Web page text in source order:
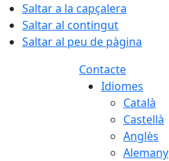
Saltar a la capçalera
Saltar al contingut
Saltar al peu de pàgina
Contacte
Idiomes
Català
Castellà
Anglès
Alemany